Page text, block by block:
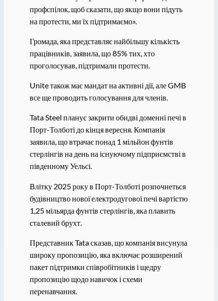
профспілок, щоб сказати, що якщо вони підуть
на протести, ми їх підтримаємо».
Громада, яка представляє найбільшу кількість
працівників, заявила, що 85% тих, хто
проголосував, підтримали протести.
Unite також має мандат на активні дії, але GMB
все ще проводить голосування для членів.
Tata Steel планує закрити обидві доменні печі в
Порт-Толботі до кінця вересня. Компанія
заявила, що втрачає понад 1 мільйон фунтів
стерлінгів на день на існуючому підприємстві в
південному Уельсі.
Влітку 2025 року в Порт-Толботі розпочнеться
будівництво нової електродугової печі вартістю
1,25 мільярда фунтів стерлінгів, яка плавить
сталевий брухт.
Представник Tata сказав, що компанія висунула
широку пропозицію, яка включає розширений
пакет підтримки співробітників і щедру
пропозицію щодо навичок і схеми
перенавчання.